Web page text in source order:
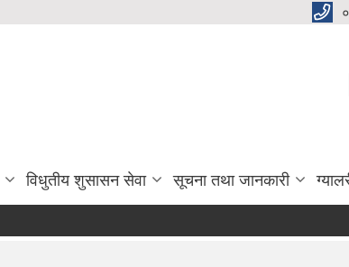
विधुतीय शुसासन सेवा सूचना तथा जानकारी